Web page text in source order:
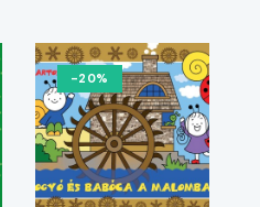
-20%